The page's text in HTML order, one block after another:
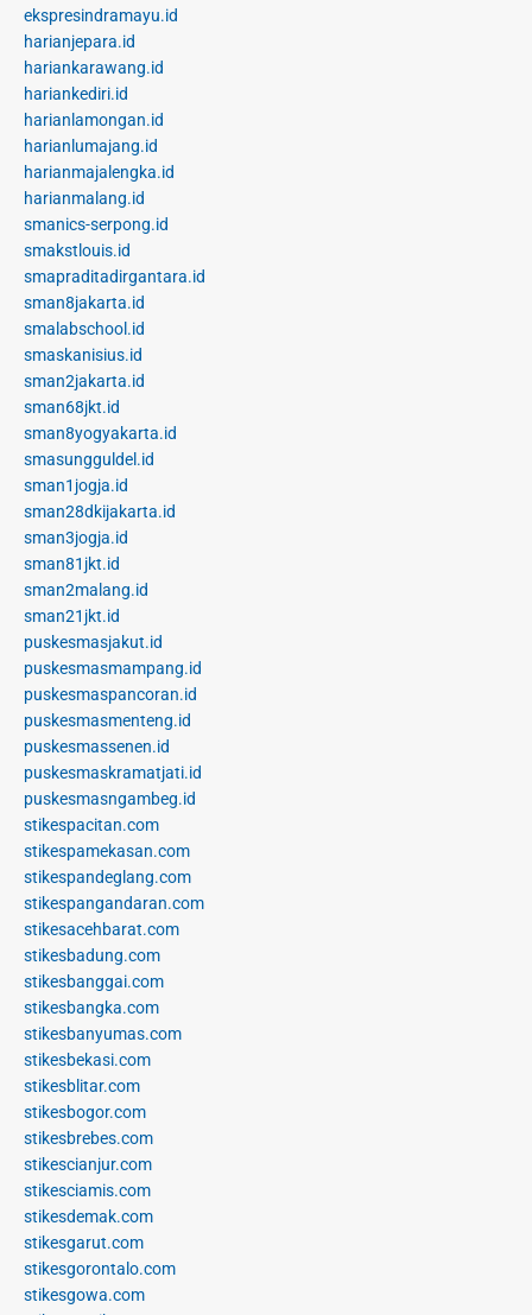
ekspresindramayu.id
harianjepara.id
hariankarawang.id
hariankediri.id
harianlamongan.id
harianlumajang.id
harianmajalengka.id
harianmalang.id
smanics-serpong.id
smakstlouis.id
smapraditadirgantara.id
sman8jakarta.id
smalabschool.id
smaskanisius.id
sman2jakarta.id
sman68jkt.id
sman8yogyakarta.id
smasungguldel.id
sman1jogja.id
sman28dkijakarta.id
sman3jogja.id
sman81jkt.id
sman2malang.id
sman21jkt.id
puskesmasjakut.id
puskesmasmampang.id
puskesmaspancoran.id
puskesmasmenteng.id
puskesmassenen.id
puskesmaskramatjati.id
puskesmasngambeg.id
stikespacitan.com
stikespamekasan.com
stikespandeglang.com
stikespangandaran.com
stikesacehbarat.com
stikesbadung.com
stikesbanggai.com
stikesbangka.com
stikesbanyumas.com
stikesbekasi.com
stikesblitar.com
stikesbogor.com
stikesbrebes.com
stikescianjur.com
stikesciamis.com
stikesdemak.com
stikesgarut.com
stikesgorontalo.com
stikesgowa.com